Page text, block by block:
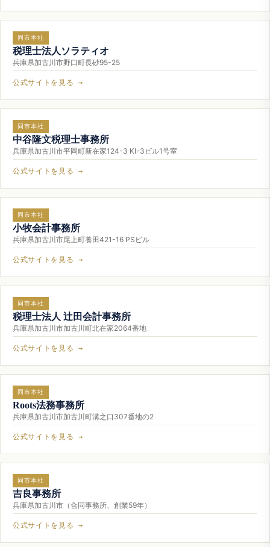
同市本社
税理士法人ソラティオ
兵庫県加古川市野口町長砂95-25
公式サイトを見る →
同市本社
中谷隆文税理士事務所
兵庫県加古川市平岡町新在家124-3 KI-3ビル1号室
公式サイトを見る →
同市本社
小牧会計事務所
兵庫県加古川市尾上町養田421-16 PSビル
公式サイトを見る →
同市本社
税理士法人 辻田会計事務所
兵庫県加古川市加古川町北在家2064番地
公式サイトを見る →
同市本社
Roots法務事務所
兵庫県加古川市加古川町溝之口307番地の2
公式サイトを見る →
同市本社
吉良事務所
兵庫県加古川市（合同事務所、創業59年）
公式サイトを見る →